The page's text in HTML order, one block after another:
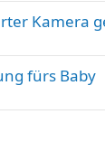
Kamera
fürs Baby